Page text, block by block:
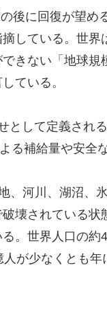
後に回復が望め
している。世
きない「地球規
ている。
として定義される
る補給量や安全
、河川、湖沼、
壊されている状
。世界人口の約
が少なくとも